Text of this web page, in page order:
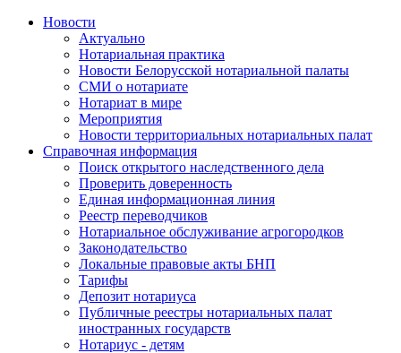
Новости
Актуально
Нотариальная практика
Новости Белорусской нотариальной палаты
СМИ о нотариате
Нотариат в мире
Мероприятия
Новости территориальных нотариальных палат
Справочная информация
Поиск открытого наследственного дела
Проверить доверенность
Единая информационная линия
Реестр переводчиков
Нотариальное обслуживание агрогородков
Законодательство
Локальные правовые акты БНП
Тарифы
Депозит нотариуса
Публичные реестры нотариальных палат
иностранных государств
Нотариус - детям